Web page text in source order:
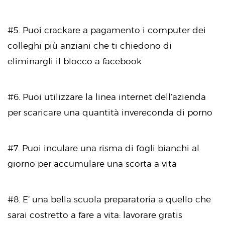
#5. Puoi crackare a pagamento i computer dei
colleghi più anziani che ti chiedono di
eliminargli il blocco a facebook
#6. Puoi utilizzare la linea internet dell’azienda
per scaricare una quantità invereconda di porno
#7. Puoi inculare una risma di fogli bianchi al
giorno per accumulare una scorta a vita
#8. E’ una bella scuola preparatoria a quello che
sarai costretto a fare a vita: lavorare gratis